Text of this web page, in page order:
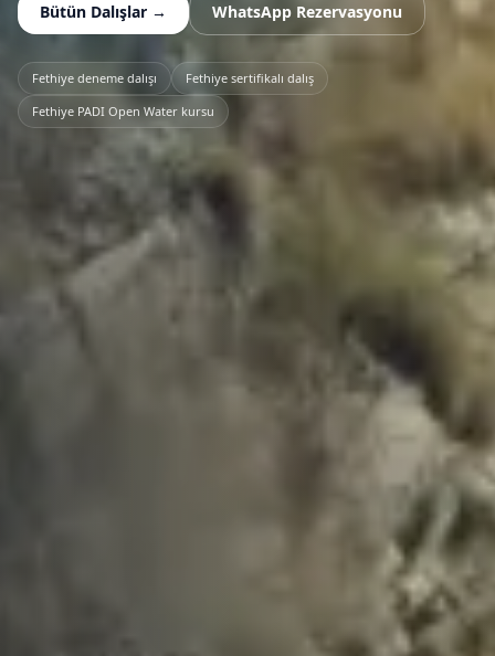
Bütün Dalışlar → WhatsApp Rezervasyonu
Fethiye deneme dalışı
Fethiye sertifikalı dalış
Fethiye PADI Open Water kursu